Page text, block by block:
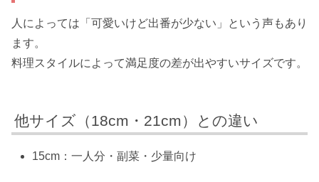
人によっては「可愛いけど出番が少ない」という声もあり
ます。
料理スタイルによって満足度の差が出やすいサイズです。
他サイズ（18cm・21cm）との違い
15cm：一人分・副菜・少量向け